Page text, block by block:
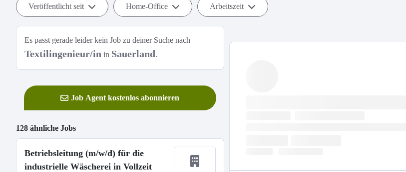
Veröffentlicht seit Home-Office Arbeitszeit
Es passt gerade leider kein Job zu deiner Suche nach
Textilingenieur/in in Sauerland.
Job Agent kostenlos abonnieren
128 ähnliche Jobs
Betriebsleitung (m/w/d) für die
industrielle Wäscherei in Vollzeit